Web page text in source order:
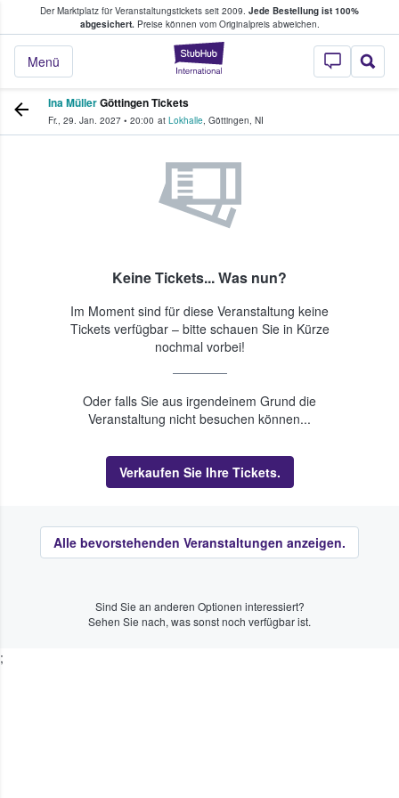
Der Marktplatz für Veranstaltungstickets seit 2009. Jede Bestellung ist 100%
abgesichert.Preise können vom Originalpreis abweichen.
StubHub - Wo
Menü
Tickets kaufen & verkaufen
Ina MüllerGöttingen Tickets
Fr., 29. Jan. 2027 • 20:00 at Lokhalle, Göttingen, NI
Keine Tickets... Was nun?
Im Moment sind für diese Veranstaltung keine
Tickets verfügbar – bitte schauen Sie in Kürze
nochmal vorbei!
Oder falls Sie aus irgendeinem Grund die
Veranstaltung nicht besuchen können...
Verkaufen Sie Ihre Tickets.
Alle bevorstehenden Veranstaltungen anzeigen.
Sind Sie an anderen Optionen interessiert?
Sehen Sie nach, was sonst noch verfügbar ist.
;